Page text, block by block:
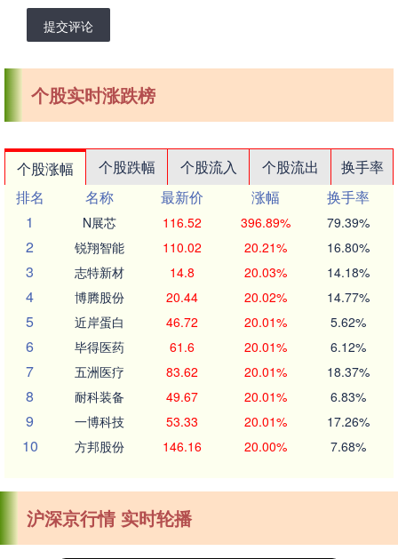
提交评论
个股实时涨跌榜
个股涨幅 个股跌幅 个股流入 个股流出
换手率
排名
名称 最新价 涨幅
换手率
1
N展芯 116.52 396.89% 79.39%
2 锐翔智能 110.02 20.21% 16.80%
3 志特新材 14.8 20.03% 14.18%
4 博腾股份 20.44 20.02% 14.77%
5 近岸蛋白 46.72 20.01% 5.62%
6 毕得医药 61.6 20.01% 6.12%
7 五洲医疗 83.62 20.01% 18.37%
8 耐科装备 49.67 20.01% 6.83%
9 一博科技 53.33 20.01% 17.26%
10 方邦股份 146.16 20.00% 7.68%
沪深京行情 实时轮播